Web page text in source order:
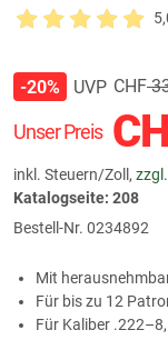
Unser Preis
inkl. Steuern/Zoll,
-20% UVP CHF
Katalogseite: 208
Bestell-Nr. 0234892
Mit
Für bis zu 12
Für Kaliber